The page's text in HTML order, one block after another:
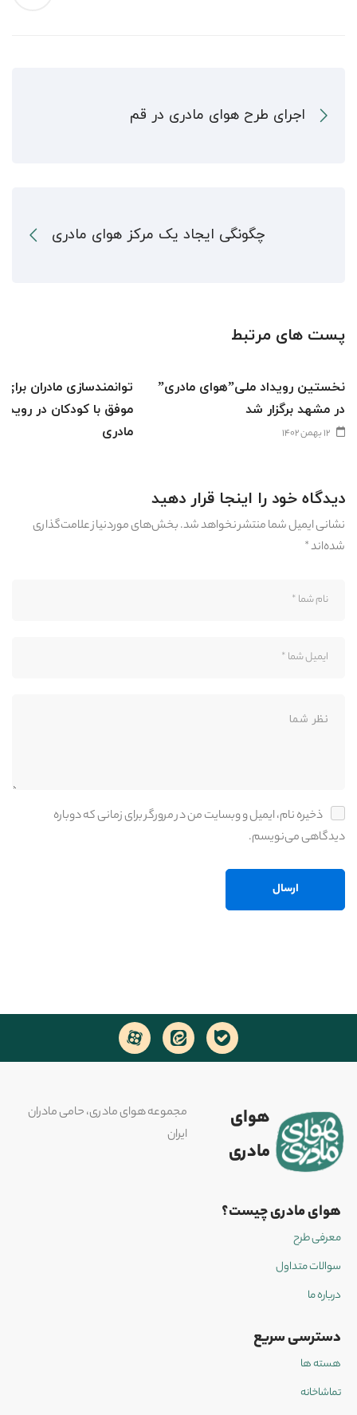
اجرای طرح هوای مادری در قم
چگونگی ایجاد یک مرکز هوای مادری
پست های مرتبط
نخستین رویداد ملی”هوای مادری”
در مشهد برگزار شد
۱۲ بهمن ۱۴۰۲
توانمندسازی مادران برای
موفق با کودکان در
مادری
دیدگاه خود را اینجا قرار دهید
نشانی ایمیل شما منتشر نخواهد شد.بخش‌های موردنیاز علامت‌گذاری
شده‌اند*
ذخیره نام، ایمیل و وبسایت من در مرورگر برای زمانی که دوباره
دیدگاهی می‌نویسم.
هوای
مادری
مجموعه هوای مادری، حامی مادران
ایران
هوای مادری چیست؟
معرفی طرح
سوالات متداول
درباره ما
دسترسی سریع
هسته ها
تماشاخانه